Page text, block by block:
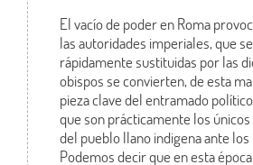
El vacío de poder en Roma
las autoridades imperiales, que
rápidamente sustituidas por las
obispos se convierten, de esta
pieza clave del entramado
que son prácticamente los
del pueblo llano indigena ante los
Podemos decir que en esta